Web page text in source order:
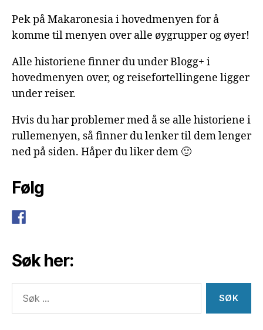
Pek på Makaronesia i hovedmenyen for å
komme til menyen over alle øygrupper og øyer!
Alle historiene finner du under Blogg+ i
hovedmenyen over, og reisefortellingene ligger
under reiser.
Hvis du har problemer med å se alle historiene i
rullemenyen, så finner du lenker til dem lenger
ned på siden. Håper du liker dem 🙂
Følg
Søk her:
etter: